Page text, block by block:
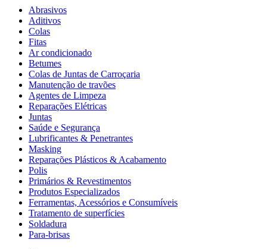
Abrasivos
Aditivos
Colas
Fitas
Ar condicionado
Betumes
Colas de Juntas de Carroçaria
Manutenção de travões
Agentes de Limpeza
Reparações Elétricas
Juntas
Saúde e Segurança
Lubrificantes & Penetrantes
Masking
Reparações Plásticos & Acabamento
Polis
Primários & Revestimentos
Produtos Especializados
Ferramentas, Acessórios e Consumíveis
Tratamento de superfícies
Soldadura
Para-brisas